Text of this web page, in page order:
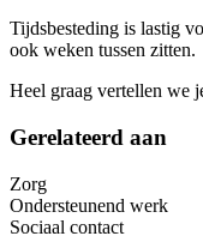
Tijdsbesteding is lastig
ook weken tussen zitten.
Heel graag vertellen we
Gerelateerd aan
Zorg
Ondersteunend werk
Sociaal contact